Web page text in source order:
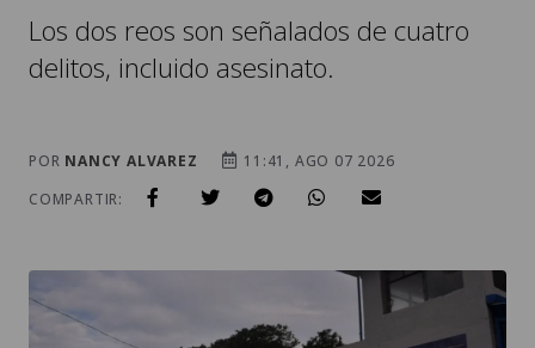
Los dos reos son señalados de cuatro
delitos, incluido asesinato.
POR NANCY ALVAREZ
11:41, AGO 07 2026
COMPARTIR: